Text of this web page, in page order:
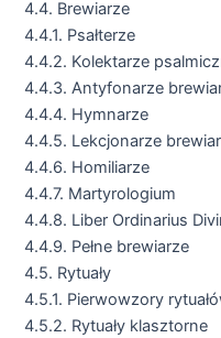
4.4. Brewiarze
4.4.1. Psałterze
4.4.2. Kolektarze
4.4.3. Antyfonarze
4.4.4. Hymnarze
4.4.5. Lekcjonarze
4.4.6. Homiliarze
4.4.7. Martyrologium
4.4.8. Liber Ordinarius
4.4.9. Pełne brewiarze
4.5. Rytuały
4.5.1. Pierwowzory
4.5.2. Rytuały klasztorne